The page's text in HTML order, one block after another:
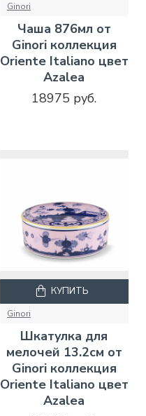
Ginori
Чаша 876мл от
Ginori коллекция
Oriente Italiano цвет
Azalea
18975 руб.
Ginori
Шкатулка для
мелочей 13.2см от
Ginori коллекция
Oriente Italiano цвет
Azalea
КУПИТЬ